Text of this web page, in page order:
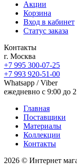
Акции
Корзина
Вход в кабинет
Статус заказа
Контакты
г. Москва
+7 995 300-07-25
+7 993 920-51-00
Whatsapp / Viber
ежедневно с 9:00 до
Главная
Поставщики
Материалы
Коллекции
Контакты
2026 © Интернет